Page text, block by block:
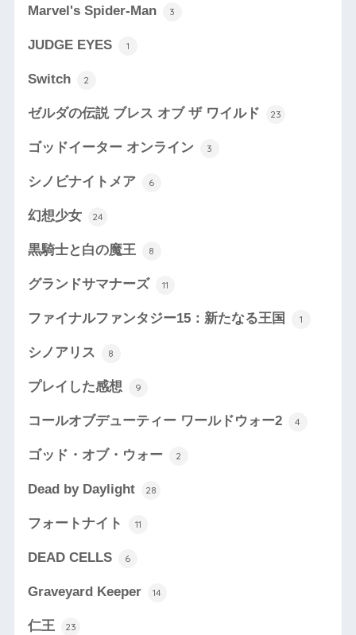
Marvel's Spider-Man 3
JUDGE EYES 1
Switch 2
ゼルダの伝説 ブレス オブ ザ ワイルド 23
ゴッドイーター オンライン 3
シノビナイトメア 6
幻想少女 24
黒騎士と白の魔王 8
グランドサマナーズ 11
ファイナルファンタジー15：新たなる王国 1
シノアリス 8
プレイした感想 9
コールオブデューティー ワールドウォー2 4
ゴッド・オブ・ウォー 2
Dead by Daylight 28
フォートナイト 11
DEAD CELLS 6
Graveyard Keeper 14
仁王 23